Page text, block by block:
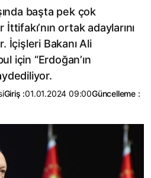
başta pek çok
ortak adaylarını
İçişleri Bakanı Ali
için “Erdoğan’ın
Giriş :01.01.2024 09:00Güncelleme :